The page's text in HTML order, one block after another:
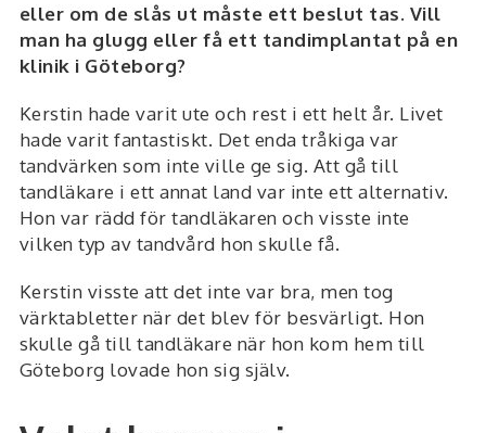
eller om de slås ut måste ett beslut tas. Vill
man ha glugg eller få ett tandimplantat på en
klinik i Göteborg?
Kerstin hade varit ute och rest i ett helt år. Livet
hade varit fantastiskt. Det enda tråkiga var
tandvärken som inte ville ge sig. Att gå till
tandläkare i ett annat land var inte ett alternativ.
Hon var rädd för tandläkaren och visste inte
vilken typ av tandvård hon skulle få.
Kerstin visste att det inte var bra, men tog
värktabletter när det blev för besvärligt. Hon
skulle gå till tandläkare när hon kom hem till
Göteborg lovade hon sig själv.